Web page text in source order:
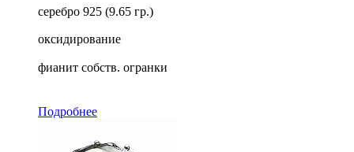
серебро 925 (9.65 гр.)
оксидирование
фианит собств. огранки
Подробнее